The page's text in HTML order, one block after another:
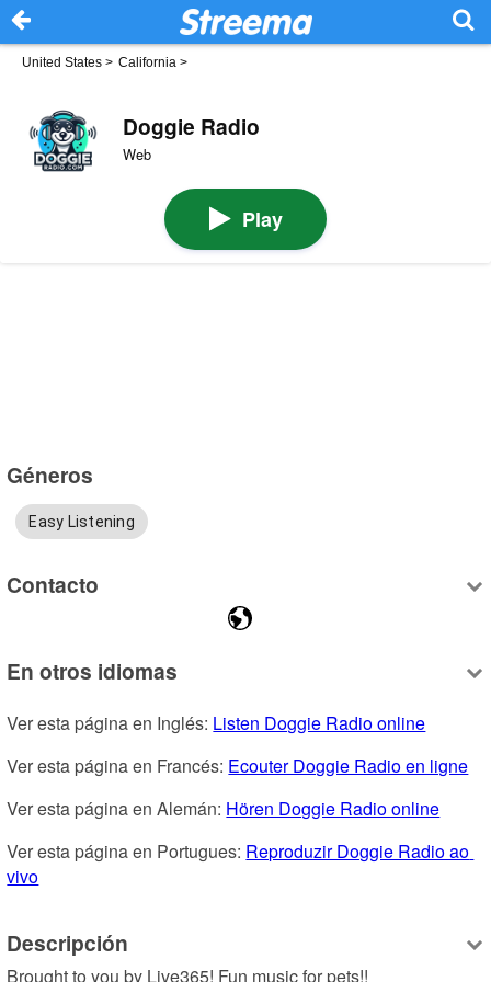
United States > California >
Doggie Radio
Web
Play
Géneros
Easy Listening
Contacto
En otros idiomas
Ver esta página en Inglés: Listen Doggie Radio online
Ver esta página en Francés: Ecouter Doggie Radio en ligne
Ver esta página en Alemán: Hören Doggie Radio online
Ver esta página en Portugues: Reproduzir Doggie Radio ao
vivo
Descripción
Brought to you by Live365! Fun music for pets!!